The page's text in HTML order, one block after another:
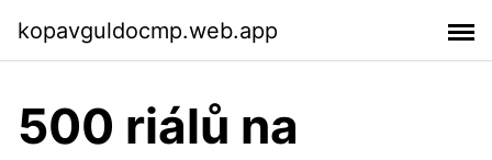
kopavguldocmp.web.app
500 riálů na